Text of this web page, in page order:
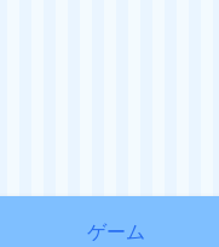
ゲーム